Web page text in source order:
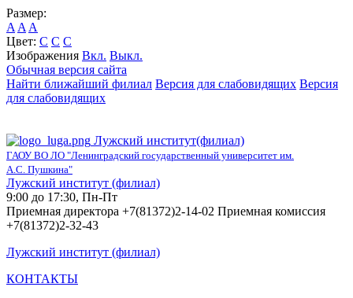
Размер:
A A A
Цвет: C C C
Изображения Вкл. Выкл.
Обычная версия сайта
Найти ближайший филиал Версия для слабовидящих Версия
для слабовидящих
Лужский институт(филиал)
ГАОУ ВО ЛО "Ленинградский государственный университет им.
А.С. Пушкина"
Лужский институт (филиал)
9:00 до 17:30, Пн-Пт
Приемная директора +7(81372)2-14-02 Приемная комиссия
+7(81372)2-32-43
Лужский институт (филиал)
КОНТАКТЫ